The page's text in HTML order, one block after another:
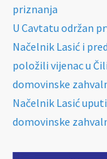
priznanja
U Cavtatu održan
Načelnik Lasić i
položili vijenac u
domovinske
Načelnik Lasić
domovinske